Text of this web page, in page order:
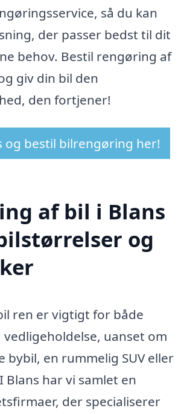
så du kan
der passer bedst til dit
behov. Bestil rengøring af
giv din bil den
den fortjener!
og bestil bilrengøring her!
af bil i Blans
og
ren er vigtigt for både
vedligeholdelse, uanset om
bybil, en rummelig SUV eller
Blans har vi samlet en
der specialiserer